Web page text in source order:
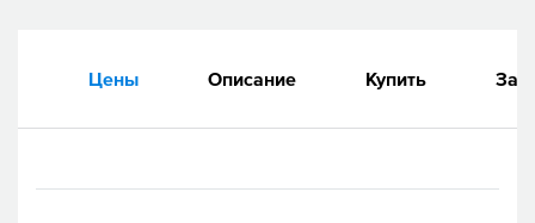
Цены Описание Купить